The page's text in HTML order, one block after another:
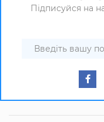
Підписуйся на